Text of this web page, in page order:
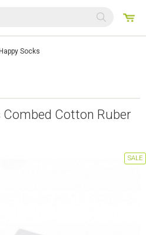
Socks
Cotton Ruber
SALE